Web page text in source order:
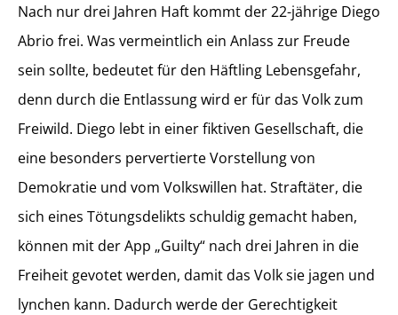
Nach nur drei Jahren Haft kommt der 22-jährige Diego
Abrio frei. Was vermeintlich ein Anlass zur Freude
sein sollte, bedeutet für den Häftling Lebensgefahr,
denn durch die Entlassung wird er für das Volk zum
Freiwild. Diego lebt in einer fiktiven Gesellschaft, die
eine besonders pervertierte Vorstellung von
Demokratie und vom Volkswillen hat. Straftäter, die
sich eines Tötungsdelikts schuldig gemacht haben,
können mit der App „Guilty“ nach drei Jahren in die
Freiheit gevotet werden, damit das Volk sie jagen und
lynchen kann. Dadurch werde der Gerechtigkeit